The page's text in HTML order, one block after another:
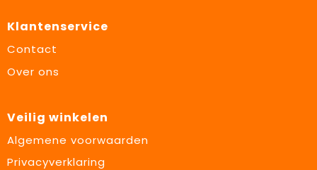
Klantenservice
Contact
Over ons
Veilig winkelen
Algemene voorwaarden
Privacyverklaring